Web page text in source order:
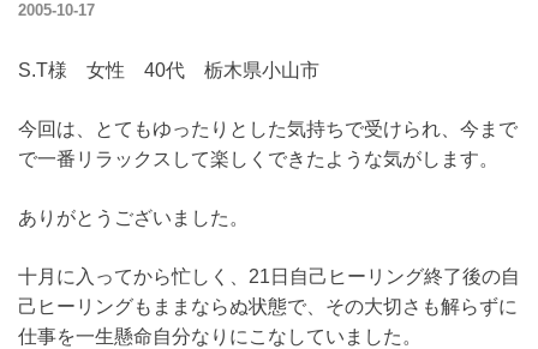
2005-10-17
S.T様 女性 40代 栃木県小山市
今回は、とてもゆったりとした気持ちで受けられ、今まで
で一番リラックスして楽しくできたような気がします。
ありがとうございました。
十月に入ってから忙しく、21日自己ヒーリング終了後の自
己ヒーリングもままならぬ状態で、その大切さも解らずに
仕事を一生懸命自分なりにこなしていました。